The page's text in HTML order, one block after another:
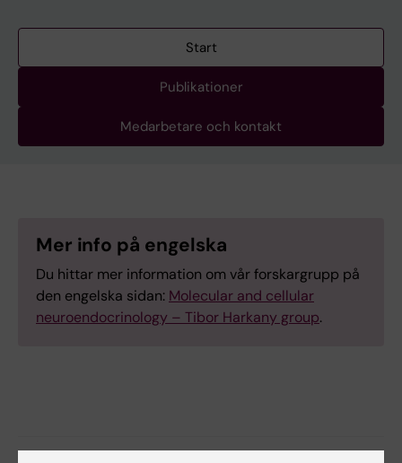
Start
Publikationer
Medarbetare och kontakt
Mer info på engelska
Du hittar mer information om vår forskargrupp på
den engelska sidan: Molecular and cellular
neuroendocrinology – Tibor Harkany group.